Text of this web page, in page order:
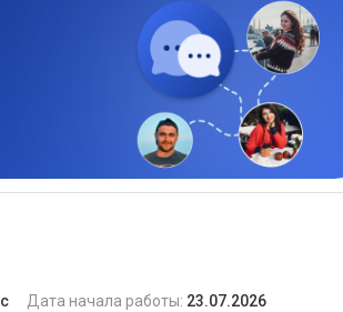
Дата начала работы: 23.07.2026